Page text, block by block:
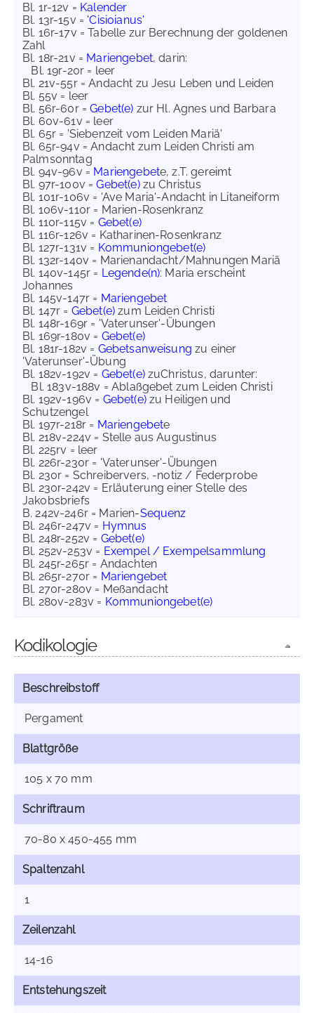
Bl. 1r-12v = Kalender
Bl. 13r-15v = 'Cisioianus'
Bl. 16r-17v = Tabelle zur Berechnung der goldenen
Zahl
Bl. 18r-21v = Mariengebet, darin:
Bl. 19r-20r = leer
Bl. 21v-55r = Andacht zu Jesu Leben und Leiden
Bl. 55v = leer
Bl. 56r-60r =Gebet(e) zur Hl. Agnes und Barbara
Bl. 60v-61v = leer
Bl. 65r = 'Siebenzeit vom Leiden Mariä'
Bl. 65r-94v = Andacht zum Leiden Christi am
Palmsonntag
Bl. 94v-96v = Mariengebete, z.T. gereimt
Bl. 97r-100v =Gebet(e)zu Christus
Bl. 101r-106v = 'Ave Maria'-Andacht in Litaneiform
Bl. 106v-110r = Marien-Rosenkranz
Bl. 110r-115v = Gebet(e)
Bl. 116r-126v = Katharinen-Rosenkranz
Bl. 127r-131v = Kommuniongebet(e)
Bl. 132r-140v = Marienandacht/Mahnungen Mariä
Bl. 140v-145r = Legende(n): Maria erscheint
Johannes
Bl. 145v-147r = Mariengebet
Bl. 147r = Gebet(e) zum Leiden Christi
Bl. 148r-169r = 'Vaterunser'-Übungen
Bl. 169r-180v = Gebet(e)
Bl. 181r-182v = Gebetsanweisung zu einer
'Vaterunser'-Übung
Bl. 182v-192v = Gebet(e)zuChristus, darunter:
Bl. 183v-188v = Ablaßgebet zum Leiden Christi
Bl. 192v-196v = Gebet(e)zu Heiligen und
Schutzengel
Bl. 197r-218r = Mariengebete
Bl. 218v-224v = Stelle aus Augustinus
Bl. 225rv = leer
Bl. 226r-230r = 'Vaterunser'-Übungen
Bl. 230r = Schreibervers, -notiz / Federprobe
Bl. 230r-242v = Erläuterung einer Stelle des
Jakobsbriefs
B. 242v-246r = Marien-Sequenz
Bl. 246r-247v = Hymnus
Bl. 248r-252v = Gebet(e)
Bl. 252v-253v = Exempel / Exempelsammlung
Bl. 245r-265r = Andachten
Bl. 265r-270r = Mariengebet
Bl. 270r-280v = Meßandacht
Bl. 280v-283v = Kommuniongebet(e)
Kodikologie
Beschreibstoff
Pergament
Blattgröße
105 x 70 mm
Schriftraum
70-80 x 450-455 mm
Spaltenzahl
1
Zeilenzahl
14-16
Entstehungszeit